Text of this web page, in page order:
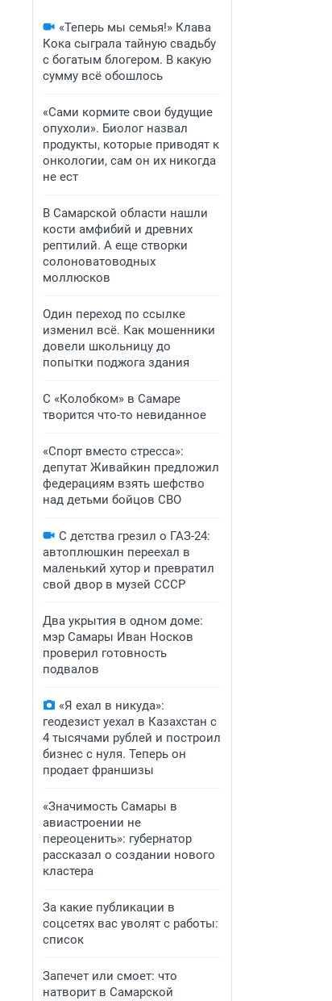
«Теперь мы семья!» Клава
Кока сыграла тайную свадьбу
с богатым блогером. В какую
сумму всё обошлось
«Сами кормите свои будущие
опухоли». Биолог назвал
продукты, которые приводят к
онкологии, сам он их никогда
не ест
В Самарской области нашли
кости амфибий и древних
рептилий. А еще створки
солоноватоводных
моллюсков
Один переход по ссылке
изменил всё. Как мошенники
довели школьницу до
попытки поджога здания
С «Колобком» в Самаре
творится что-то невиданное
«Спорт вместо стресса»:
депутат Живайкин предложил
федерациям взять шефство
над детьми бойцов СВО
С детства грезил о ГАЗ-24:
автоплюшкин переехал в
маленький хутор и превратил
свой двор в музей СССР
Два укрытия в одном доме:
мэр Самары Иван Носков
проверил готовность
подвалов
«Я ехал в никуда»:
геодезист уехал в Казахстан с
4 тысячами рублей и построил
бизнес с нуля. Теперь он
продает франшизы
«Значимость Самары в
авиастроении не
переоценить»: губернатор
рассказал о создании нового
кластера
За какие публикации в
соцсетях вас уволят с работы:
список
Запечет или смоет: что
натворит в Самарской